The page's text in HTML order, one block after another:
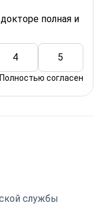
полная и
4 5
Полностью согласен
службы